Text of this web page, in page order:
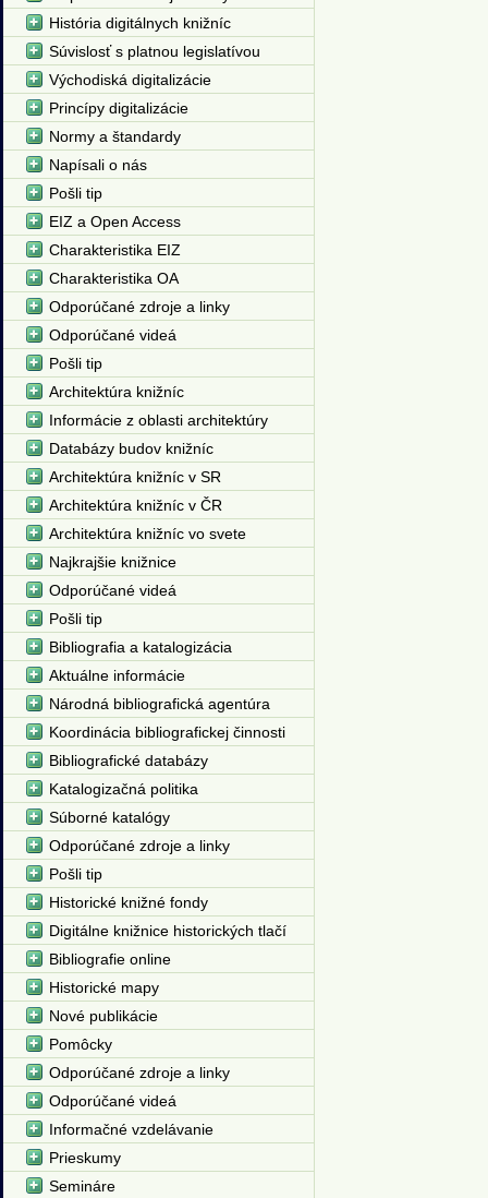
História digitálnych knižníc
Súvislosť s platnou legislatívou
Východiská digitalizácie
Princípy digitalizácie
Normy a štandardy
Napísali o nás
Pošli tip
EIZ a Open Access
Charakteristika EIZ
Charakteristika OA
Odporúčané zdroje a linky
Odporúčané videá
Pošli tip
Architektúra knižníc
Informácie z oblasti architektúry
Databázy budov knižníc
Architektúra knižníc v SR
Architektúra knižníc v ČR
Architektúra knižníc vo svete
Najkrajšie knižnice
Odporúčané videá
Pošli tip
Bibliografia a katalogizácia
Aktuálne informácie
Národná bibliografická agentúra
Koordinácia bibliografickej činnosti
Bibliografické databázy
Katalogizačná politika
Súborné katalógy
Odporúčané zdroje a linky
Pošli tip
Historické knižné fondy
Digitálne knižnice historických tlačí
Bibliografie online
Historické mapy
Nové publikácie
Pomôcky
Odporúčané zdroje a linky
Odporúčané videá
Informačné vzdelávanie
Prieskumy
Semináre